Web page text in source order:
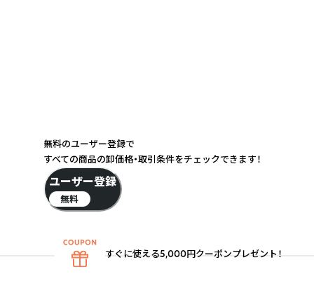
無料のユーザー登録で
すべての商品の卸価格・取引条件をチェックできます！
ユーザー登録
無料
すぐに使える5,000円クーポンプレゼント！